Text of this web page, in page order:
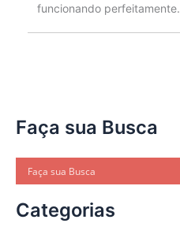
funcionando perfeitamente.
Faça sua Busca
Categorias